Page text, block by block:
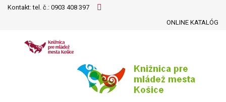
Kontakt: tel. č.: 0903 408 397
ONLINE KATALÓG